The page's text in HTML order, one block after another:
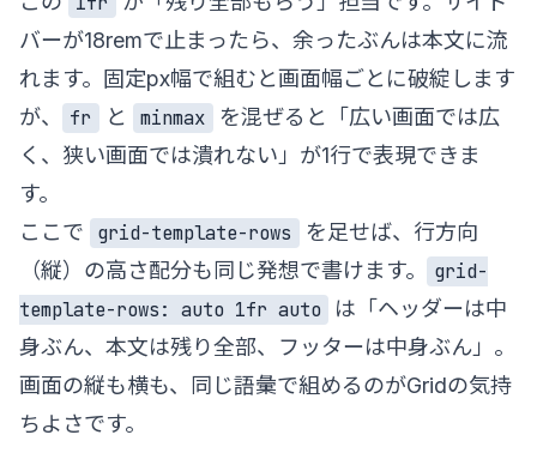
バーが18remで止まったら、余ったぶんは本文に流
れます。固定px幅で組むと画面幅ごとに破綻します
が、
fr と minmax
を混ぜると「広い画面では広
く、狭い画面では潰れない」が1行で表現できま
す。
ここで
grid-template-rows
を足せば、行方向
（縦）の高さ配分も同じ発想で書けます。
grid-
template-rows: auto 1fr auto
は「ヘッダーは中
身ぶん、本文は残り全部、フッターは中身ぶん」。
画面の縦も横も、同じ語彙で組めるのがGridの気持
ちよさです。